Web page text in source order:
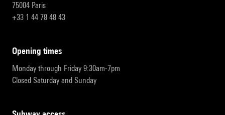
75004 Paris
+33 1 44 78 48 43
opening times
Monday through Friday 9:30am-7pm
Closed Saturday and Sunday